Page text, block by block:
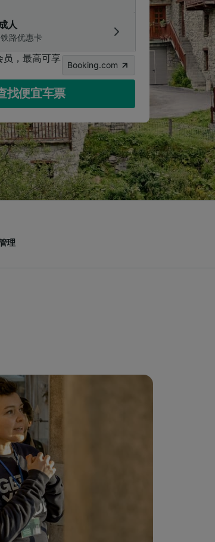
人
路优惠卡
员，最高可享
Booking.com
找便宜车票
理